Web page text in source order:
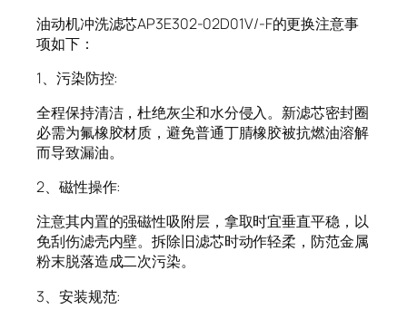
油动机冲洗滤芯AP3E302-02D01V/-F的更换注意事
项如下：
1、污染防控:
全程保持清洁，杜绝灰尘和水分侵入。新滤芯密封圈
必需为氟橡胶材质，避免普通丁腈橡胶被抗燃油溶解
而导致漏油。
2、磁性操作:
注意其内置的强磁性吸附层，拿取时宜垂直平稳，以
免刮伤滤壳内壁。拆除旧滤芯时动作轻柔，防范金属
粉末脱落造成二次污染。
3、安装规范: